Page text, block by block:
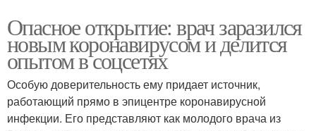
Опасное открытие: врач заразился
новым коронавирусом и делится
опытом в соцсетях
Особую доверительность ему придает источник,
работающий прямо в эпицентре коронавирусной
инфекции. Его представляют как молодого врача из